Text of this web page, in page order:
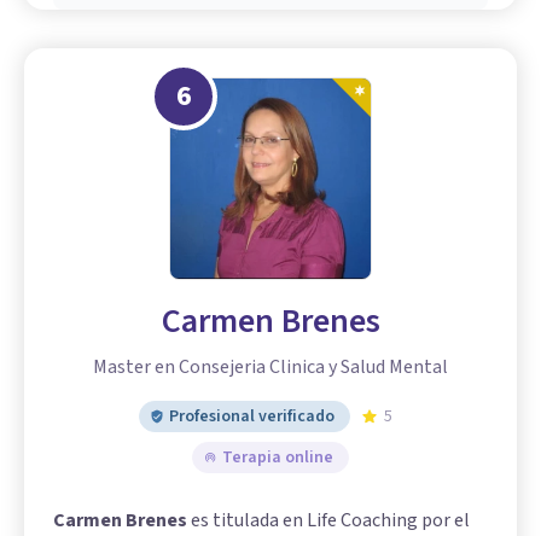
6
Carmen Brenes
Master en Consejeria Clinica y Salud Mental
Profesional verificado
5
Terapia online
Carmen Breneses titulada en Life Coaching por el